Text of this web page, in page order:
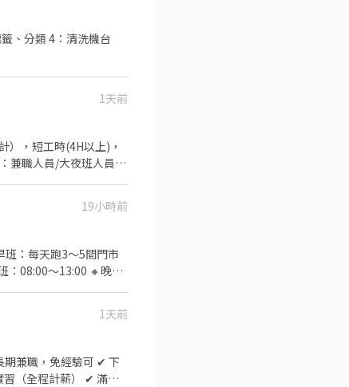
、分類 4：清洗機台
1天前
19小時前
班：每天跑3～5間門市
：08:00～13:00 🔸晚
窗口 :
詢問👌安心就業免煩惱
1天前
期兼職，免經驗可 ✔ 下